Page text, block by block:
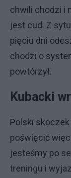
chwili chodzi i
jest cud. Z
pięciu dni
chodzi o
powtórzył.
Kubacki
Polski
poświęcić
jesteśmy po
treningu i